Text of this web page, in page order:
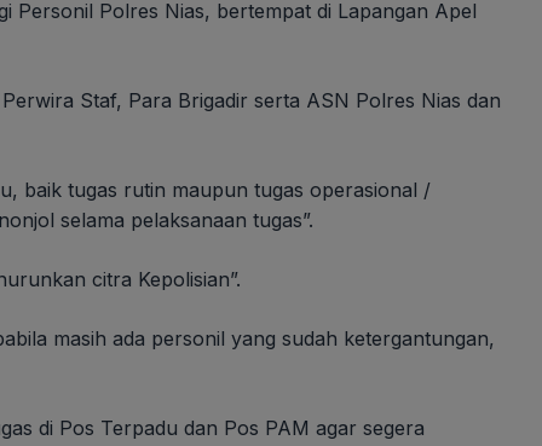
Personil Polres Nias, bertempat di Lapangan Apel
Staf, Para Brigadir serta ASN Polres Nias dan
baik tugas rutin maupun tugas operasional /
selama pelaksanaan tugas”.
citra Kepolisian”.
masih ada personil yang sudah ketergantungan,
di Pos Terpadu dan Pos PAM agar segera